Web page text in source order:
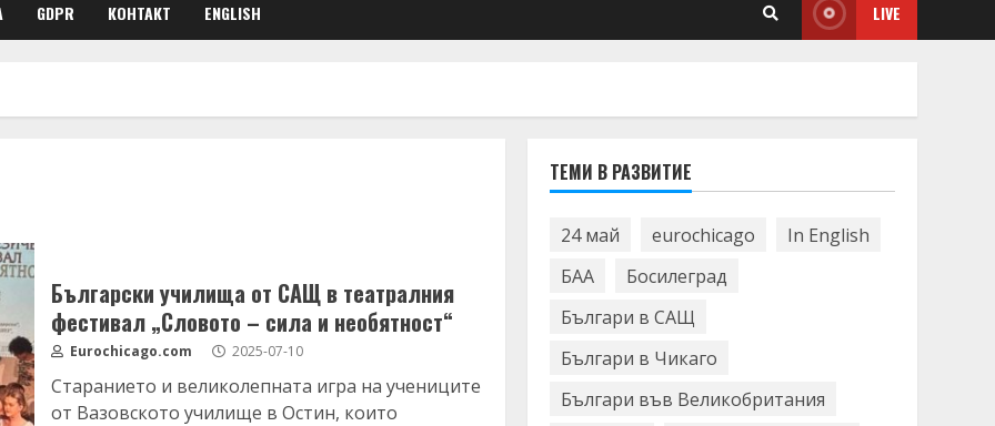
GDPR КОНТАКТ ENGLISH LIVE
Български училища от САЩ в театралния
фестивал „Словото – сила и необятност“
Eurochicago.com 2025-07-10
Старанието и великолепната игра на учениците
от Вазовското училище в Остин, които
ТЕМИ В РАЗВИТИЕ
24 май eurochicago
In English
БАА
Босилеград
Българи в САЩ
Българи в Чикаго
Българи във Великобритания